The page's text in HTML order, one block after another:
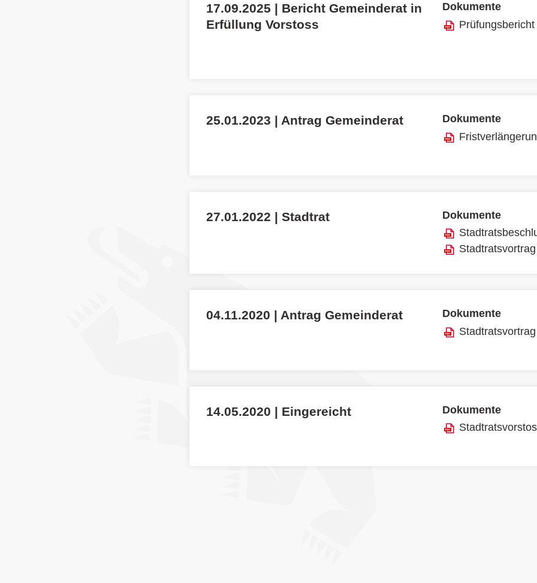
17.09.2025 | Bericht Gemeinderat in
Erfüllung Vorstoss
Dokumente
Prüfungsbericht
25.01.2023 | Antrag Gemeinderat
Dokumente
27.01.2022 | Stadtrat
Dokumente
Stadtratsvortrag
04.11.2020 | Antrag Gemeinderat
Dokumente
Stadtratsvortrag
14.05.2020 | Eingereicht
Dokumente